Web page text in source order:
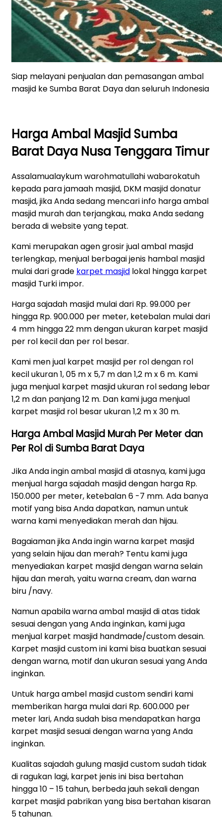
Siap melayani penjualan dan pemasangan ambal
masjid ke Sumba Barat Daya dan seluruh Indonesia
Harga Ambal Masjid Sumba
Barat Daya Nusa Tenggara Timur
Assalamualaykum warohmatullahi wabarokatuh
kepada para jamaah masjid, DKM masjid donatur
masjid, jika Anda sedang mencari info harga ambal
masjid murah dan terjangkau, maka Anda sedang
berada di website yang tepat.
Kami merupakan agen grosir jual ambal masjid
terlengkap, menjual berbagai jenis hambal masjid
mulai dari grade karpet masjid lokal hingga karpet
masjid Turki impor.
Harga sajadah masjid mulai dari Rp. 99.000 per
hingga Rp. 900.000 per meter, ketebalan mulai dari
4 mm hingga 22 mm dengan ukuran karpet masjid
per rol kecil dan per rol besar.
Kami men jual karpet masjid per rol dengan rol
kecil ukuran 1, 05 m x 5,7 m dan 1,2 m x 6 m. Kami
juga menjual karpet masjid ukuran rol sedang lebar
1,2 m dan panjang 12 m. Dan kami juga menjual
karpet masjid rol besar ukuran 1,2 m x 30 m.
Harga Ambal Masjid Murah Per Meter dan
Per Rol di Sumba Barat Daya
Jika Anda ingin ambal masjid di atasnya, kami juga
menjual harga sajadah masjid dengan harga Rp.
150.000 per meter, ketebalan 6 -7 mm. Ada banya
motif yang bisa Anda dapatkan, namun untuk
warna kami menyediakan merah dan hijau.
Bagaiaman jika Anda ingin warna karpet masjid
yang selain hijau dan merah? Tentu kami juga
menyediakan karpet masjid dengan warna selain
hijau dan merah, yaitu warna cream, dan warna
biru /navy.
Namun apabila warna ambal masjid di atas tidak
sesuai dengan yang Anda inginkan, kami juga
menjual karpet masjid handmade/custom desain.
Karpet masjid custom ini kami bisa buatkan sesuai
dengan warna, motif dan ukuran sesuai yang Anda
inginkan.
Untuk harga ambel masjid custom sendiri kami
memberikan harga mulai dari Rp. 600.000 per
meter lari, Anda sudah bisa mendapatkan harga
karpet masjid sesuai dengan warna yang Anda
inginkan.
Kualitas sajadah gulung masjid custom sudah tidak
di ragukan lagi, karpet jenis ini bisa bertahan
hingga 10 – 15 tahun, berbeda jauh sekali dengan
karpet masjid pabrikan yang bisa bertahan kisaran
5 tahunan.